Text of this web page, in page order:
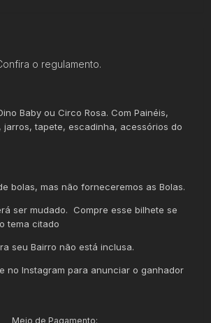
o regulamento.
Baby ou Circo Rosa. Com Painéis,
jarros, tapete, escadinha, acessórios do
bolas, mas não forneceremos as Bolas.
ser mudado. Compre esse bilhete se
tema citado
seu Bairro não está inclusa.
no Instagram para anunciar o ganhador
Meio de Pagamento: